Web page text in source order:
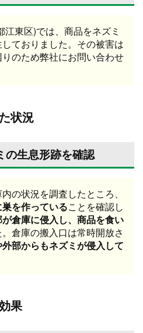
東区)では、商品をネズミ
ておりました。その被害は
のため弊社にお問い合わせ
状況
の生息形跡を確認
の状況を調査したところ、
を作っていることを確認し
倉庫に侵入し、商品を食い
倉庫の搬入口は常時開放さ
部からもネズミが侵入して
果